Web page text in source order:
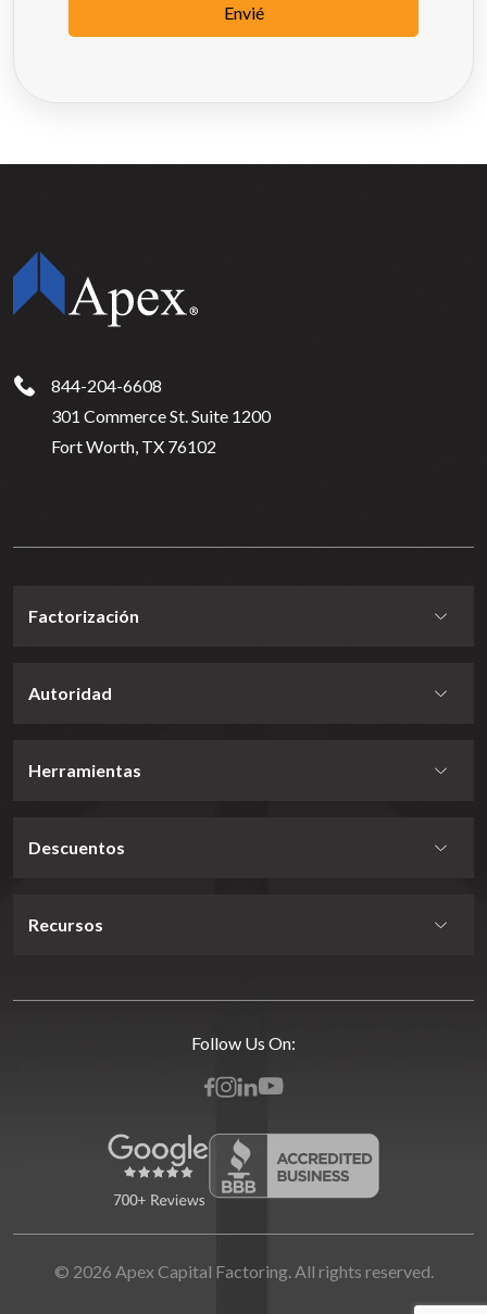
Envié
844-204-6608
301 Commerce St. Suite 1200
Fort Worth, TX 76102
Factorización
Autoridad
Herramientas
Descuentos
Recursos
Follow Us On:
© 2026 Apex Capital Factoring. All rights reserved.